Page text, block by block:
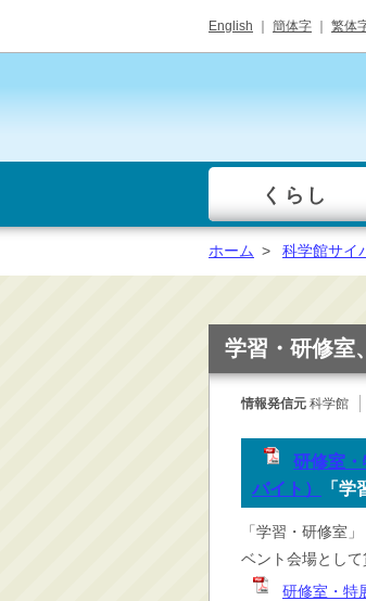
English 簡体字 繁体
くらし
総合窓口
手続き・届出（戸籍
ごみ・リサイクル・
消防・救急
防災・安全
学ぶ・文化・スポーツ
ホーム > 科学館サイ
学習・研修室
情報発信元 科学館
研修室
バイト）
「
「学習・研修室
ベント会場とし
研修室・特